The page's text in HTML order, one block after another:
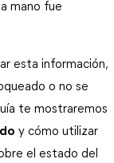
mano fue
esta información,
o no se
te mostraremos
y cómo utilizar
el estado del